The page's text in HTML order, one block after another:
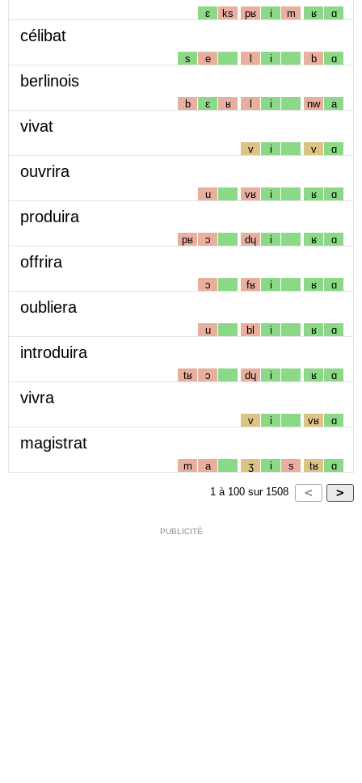
ɛ ks pʁ i m ʁ ɑ
célibat
s e l i b ɑ
berlinois
b ɛ ʁ l i nw a
vivat
v i v ɑ
ouvrira
u vʁ i ʁ ɑ
produira
pʁ ɔ dɥ i ʁ ɑ
offrira
ɔ fʁ i ʁ ɑ
oubliera
u bl i ʁ ɑ
introduira
tʁ ɔ dɥ i ʁ ɑ
vivra
v i vʁ ɑ
magistrat
m a ʒ i s tʁ ɑ
1 à 100 sur 1508
PUBLICITÉ